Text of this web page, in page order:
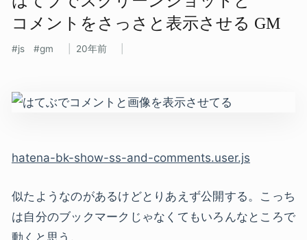
コメントを​さっさと​表示させる​ GM
js gm 20年前
hatena-bk-show-ss-and-comments.user.js
似たようなのがあるけどとりあえず公開する。こっち
は自分のブックマークじゃなくてもいろんなところで
動くと思う。